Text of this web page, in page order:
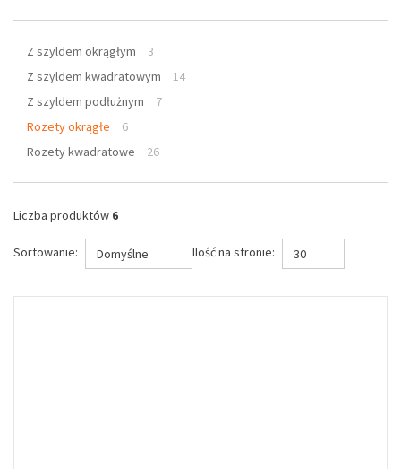
Z szyldem okrągłym
3
Z szyldem kwadratowym
14
Z szyldem podłużnym
7
Rozety okrągłe
6
Rozety kwadratowe
26
Liczba produktów 6
Sortowanie: Domyślne Ilość na stronie: 30